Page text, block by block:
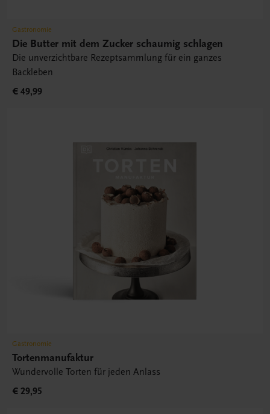
Gastronomie
Die Butter mit dem Zucker schaumig schlagen
Die unverzichtbare Rezeptsammlung für ein ganzes
Backleben
€ 49,99
Gastronomie
Tortenmanufaktur
Wundervolle Torten für jeden Anlass
€ 29,95